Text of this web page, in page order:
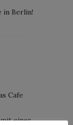
in Berlin!
Cafe
einer